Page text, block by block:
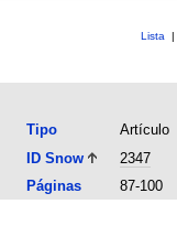
Lista |
Tipo
Artículo
ID Snow
2347
Páginas
87-100